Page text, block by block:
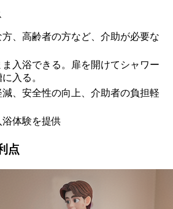
、高齢者の方など、介助が必要な
入浴できる。扉を開けてシャワー
入る。
、安全性の向上、介助者の負担軽
体験を提供
点